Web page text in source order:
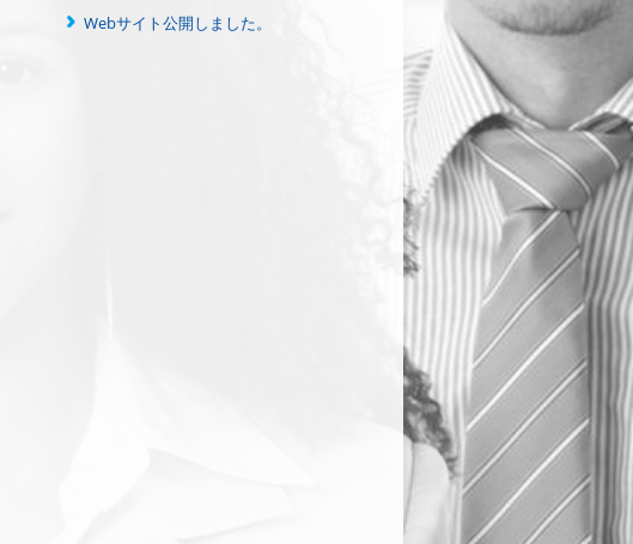
Webサイト公開しました。